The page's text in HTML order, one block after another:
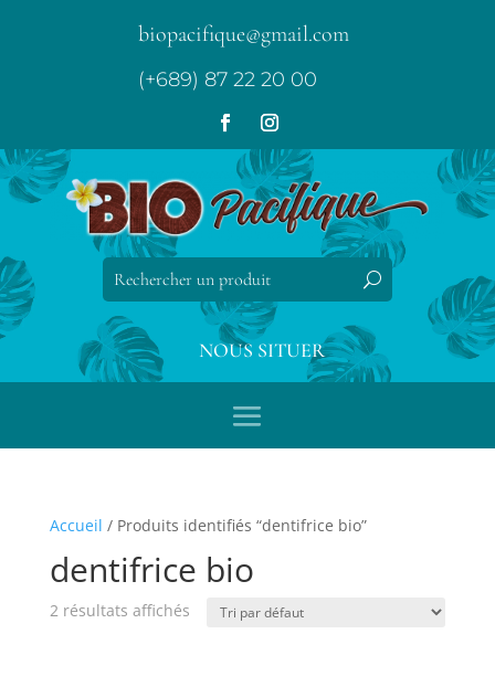
biopacifique@gmail.com
(+689) 87 22 20 00
NOUS SITUER
Accueil / Produits identifiés “dentifrice bio”
dentifrice bio
2 résultats affichés